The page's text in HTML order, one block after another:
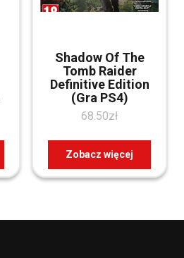
Shadow Of The
Tomb Raider
Definitive Edition
(Gra PS4)
68.50zł
Zobacz więcej